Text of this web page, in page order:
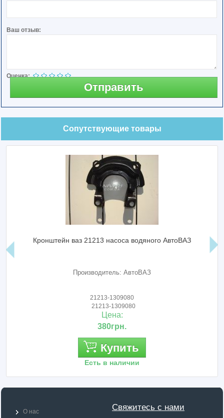
Ваш отзыв:
Оценка:
Отправить
Сопутствующие товары
Кронштейн ваз 21213 насоса водяного АвтоВАЗ
Производитель: АвтоВАЗ
21213-1309080
21213-1309080
Цена:
380грн.
Купить
Есть в наличии
Свяжитесь с нами
О нас